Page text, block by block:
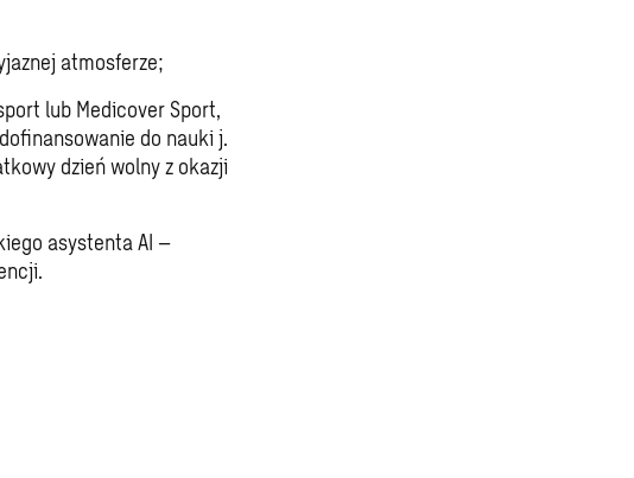
atmosferze;
lub Medicover Sport,
do nauki j.
dzień wolny z okazji
asystenta AI –